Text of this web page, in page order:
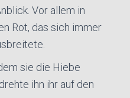
Vor allem in
Rot, das sich immer
sie die Hiebe
ihn ihr auf den